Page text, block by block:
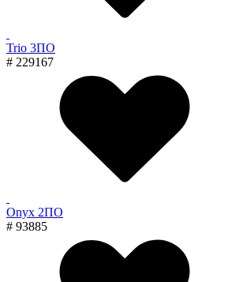
Trio 3ПО
# 229167
Onyx 2ПО
# 93885